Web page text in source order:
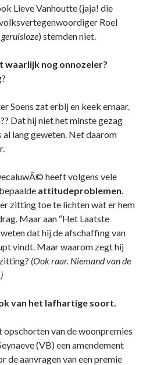
Lieve Vanhoutte (jaja! die
Roel
geruisloze) stemden niet.
waarlijk nog onnozeler?
Soens zat erbij en keek ernaar.
Dat hij niet het minste gezag
lang geweten. Net daarom
heeft volgens vele
attitudeproblemen.
zitting toe te lichten wat er hem
Maar aan “Het Laatste
dat hij de afschaffing van
vindt. Maar waarom zegt hij
(Ook raar. Niemand van de
van het lafhartige soort.
opschorten van de woonpremies
(VB) een amendement
de aanvragen van een premie